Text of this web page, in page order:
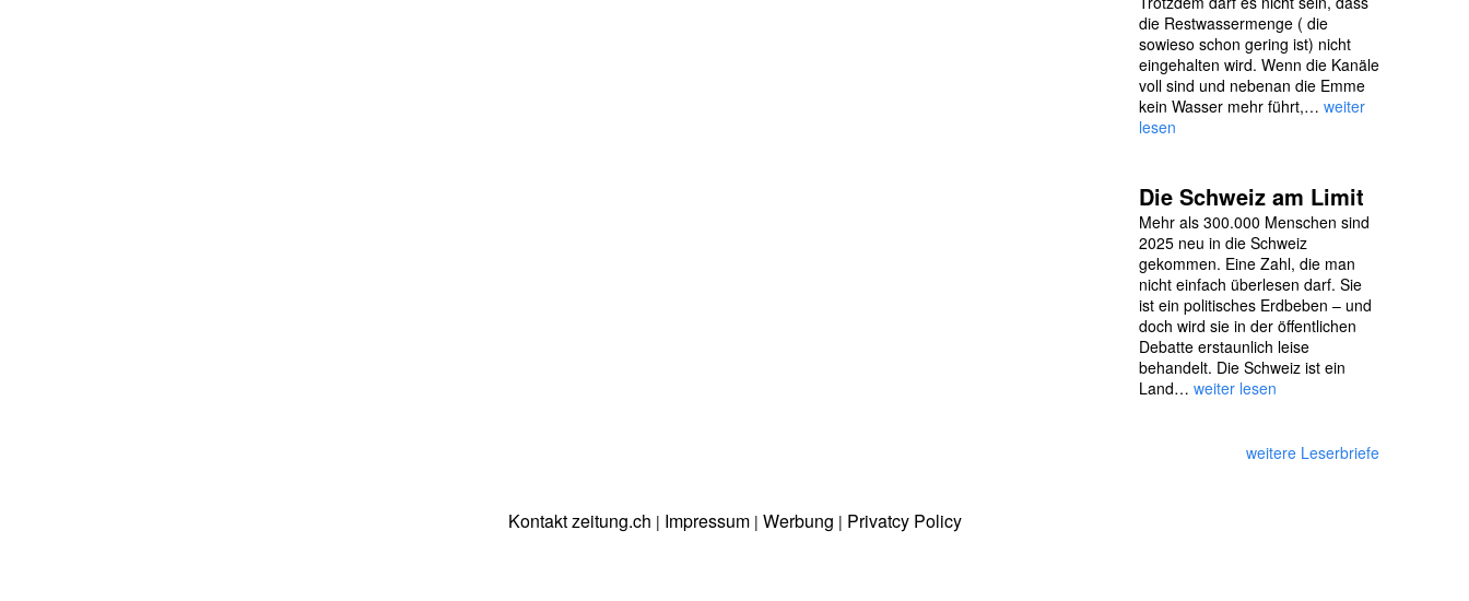
die Restwassermenge ( die
sowieso schon gering ist) nicht
eingehalten wird. Wenn die Kanäle
voll sind und nebenan die Emme
kein Wasser mehr führt,… weiter
lesen
Die Schweiz am Limit
Mehr als 300.000 Menschen sind
2025 neu in die Schweiz
gekommen. Eine Zahl, die man
nicht einfach überlesen darf. Sie
ist ein politisches Erdbeben – und
doch wird sie in der öffentlichen
Debatte erstaunlich leise
behandelt. Die Schweiz ist ein
Land… weiter lesen
weitere Leserbriefe
Kontakt zeitung.ch | Impressum| Werbung | Privatcy Policy